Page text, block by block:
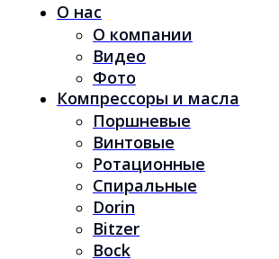
О нас
О компании
Видео
Фото
Компрессоры и масла
Поршневые
Винтовые
Ротационные
Спиральные
Dorin
Bitzer
Bock